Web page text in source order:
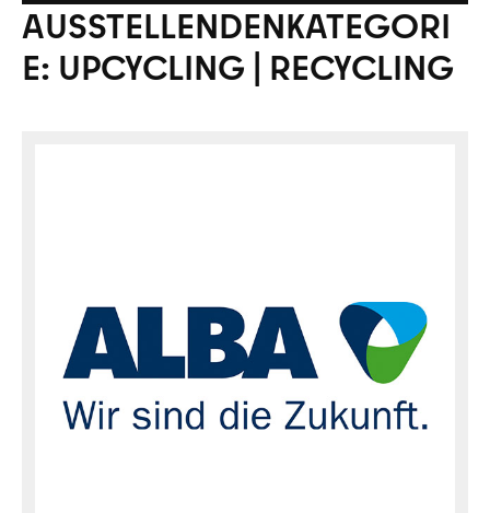
AUSSTELLENDENKATEGORI
E: UPCYCLING | RECYCLING